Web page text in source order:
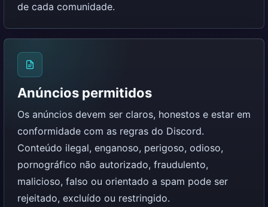
de cada comunidade.
Anúncios permitidos
Os anúncios devem ser claros, honestos e estar em
conformidade com as regras do Discord.
Conteúdo ilegal, enganoso, perigoso, odioso,
pornográfico não autorizado, fraudulento,
malicioso, falso ou orientado a spam pode ser
rejeitado, excluído ou restringido.